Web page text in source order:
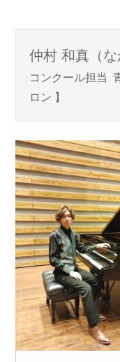
仲村 和真（な
コンクール担当
ロン 】